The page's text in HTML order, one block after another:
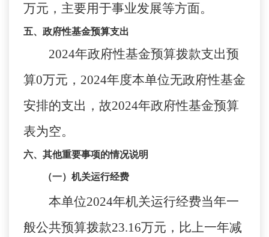
万元，主要用于事业发展等方面。
五、政府性基金预算支出
2024年政府性基金预算拨款支出预
算0万元， 2024年度本单位无政府性基金
安排的支出，故2024年政府性基金预算
表为空。
六、其他重要事项的情况说明
（一）机关运行经费
本单位2024年机关运行经费当年一
般公共预算拨款23.16万元，比上一年减